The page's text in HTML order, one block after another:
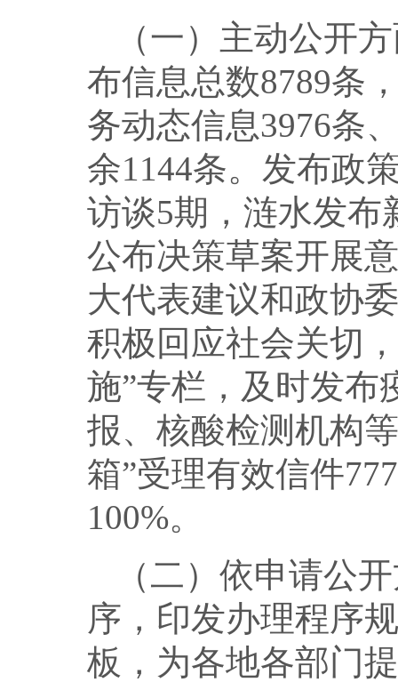
（一）主动公开
布信息总数8789条
务动态信息3976条
余1144条。发布政
访谈5期，涟水发布
公布决策草案开展
大代表建议和政协
积极回应社会关切
施”专栏，及时发布
报、核酸检测机构
箱”受理有效信件
100%。
（二）依申请公
序，印发办理程序
板，为各地各部门